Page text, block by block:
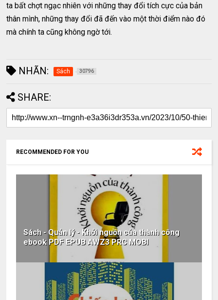
ta bất chợt ngạc nhiên với những thay đổi tích cực của bản
thân mình, những thay đổi đã đến vào một thời điểm nào đó
mà chính ta cũng không ngờ tới.
NHÃN: Sách 30796
SHARE:
RECOMMENDED FOR YOU
Sách - Quản lý - Khởi nguồn của thành công
ebook PDF EPUB AWZ3 PRC MOBI